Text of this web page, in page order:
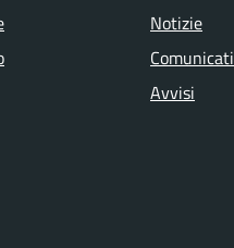
Notizie
Comunicati
Avvisi